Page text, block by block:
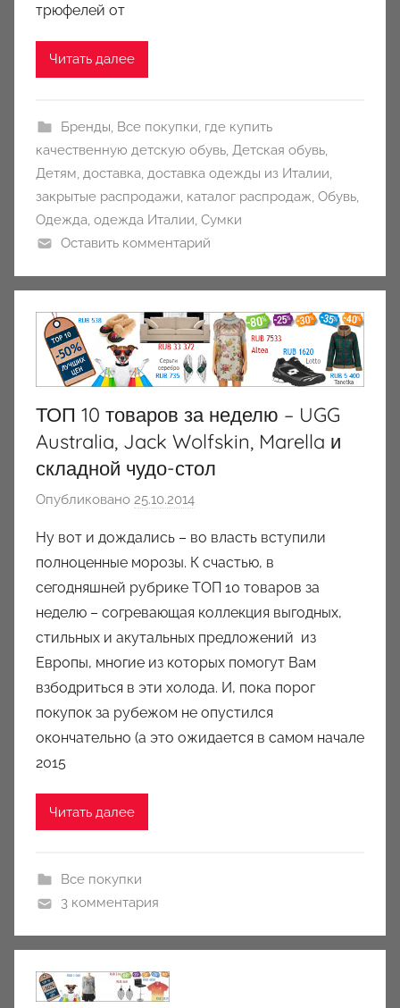
трюфелей от
Читать далее
Бренды, Все покупки, где купить
качественную детскую обувь, Детская обувь,
Детям, доставка, доставка одежды из Италии,
закрытые распродажи, каталог распродаж, Обувь,
Одежда, одежда Италии, Сумки
Оставить комментарий
ТОП 10 товаров за неделю – UGG
Australia, Jack Wolfskin, Marella и
складной чудо-стол
Опубликовано 25.10.2014
т
о
р
о
м
a
u
k
c
Ну вот и дождались – во власть вступили
полноценные морозы. К счастью, в
сегодняшней рубрике ТОП 10 товаров за
неделю – согревающая коллекция выгодных,
стильных и акутальных предложений из
Европы, многие из которых помогут Вам
взбодриться в эти холода. И, пока порог
покупок за рубежом не опустился
окончательно (а это ожидается в самом начале
2015
Читать далее
Все покупки
3 комментария